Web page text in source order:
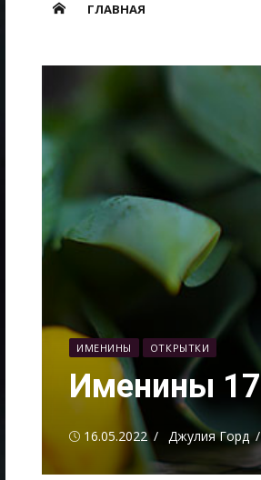
ГЛАВНАЯ
ИМЕНИНЫ ОТКРЫТКИ
Именины
Опубликовано
16.05.2022 Автор
Джулия Горд